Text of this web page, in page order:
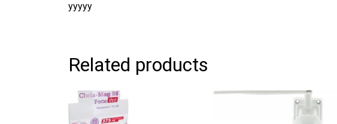
yyyyy
Related products